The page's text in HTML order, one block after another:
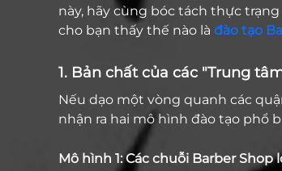
này, hãy cùng bóc tách thực
cho bạn thấy thế nào là đào tạo
1. Bản chất của các "Trung
Nếu dạo một vòng quanh các
nhận ra hai mô hình đào tạo phổ
Mô hình 1: Các chuỗi Barber